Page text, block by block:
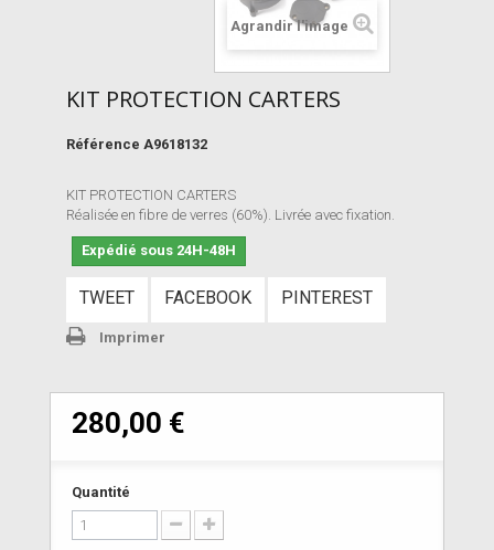
Agrandir l'image
KIT PROTECTION CARTERS
Référence A9618132
KIT PROTECTION CARTERS
Réalisée en fibre de verres (60%). Livrée avec fixation.
Expédié sous 24H-48H
TWEET FACEBOOK PINTEREST
Imprimer
280,00 €
Quantité